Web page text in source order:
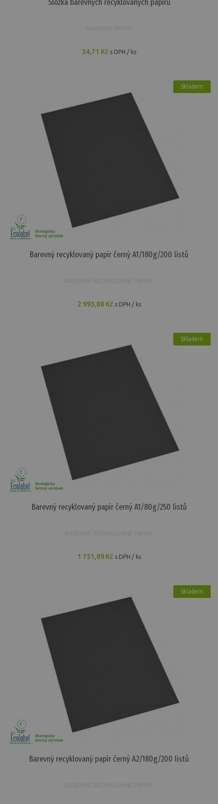
Složka barevných recyklovaných papírů
34,71 Kč s DPH / ks
Skladem
Barevný recyklovaný papír černý A1/180g/200 listů
2 993,88 Kč s DPH / ks
Skladem
Barevný recyklovaný papír černý A1/80g/250 listů
1 751,89 Kč s DPH / ks
Skladem
Barevný recyklovaný papír černý A2/180g/200 listů